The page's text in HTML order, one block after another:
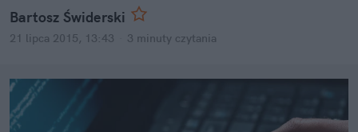
Bartosz Świderski
21 lipca 2015, 13:43 3 minuty czytania